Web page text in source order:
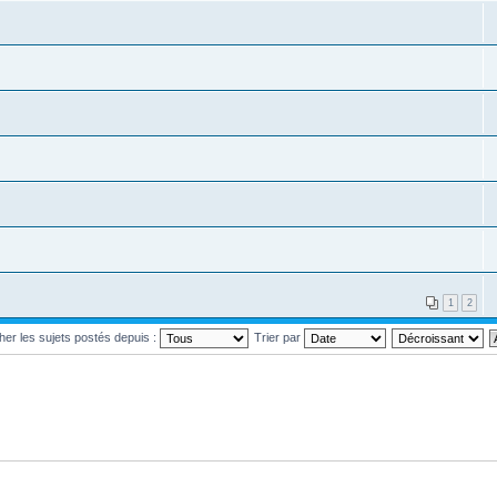
1 2
les sujets postés depuis : Trier par